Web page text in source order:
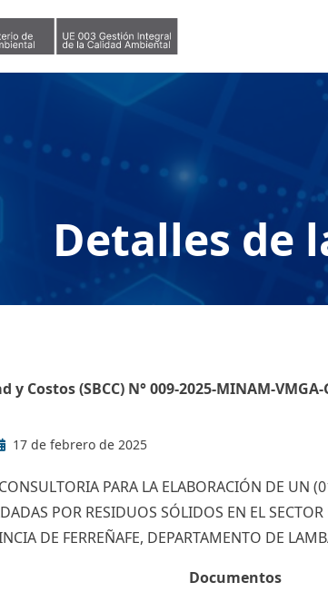
Detalles de
Costos (SBCC) N° 009-2025-MINAM-VMGA-
17 de febrero de 2025
PARA LA ELABORACIÓN DE UN
POR RESIDUOS SÓLIDOS EN EL
DE FERREÑAFE, DEPARTAMENTO DE
Documentos